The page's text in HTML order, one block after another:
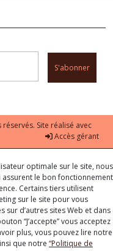
S'abonner
Site réalisé avec
Accès gérant
optimale sur le site, nous
le bon fonctionnement
Certains tiers utilisent
sur le site pour vous
d’autres sites Web et dans
“J’accepte” vous acceptez
plus, vous pouvez lire notre
que notre “Politique de